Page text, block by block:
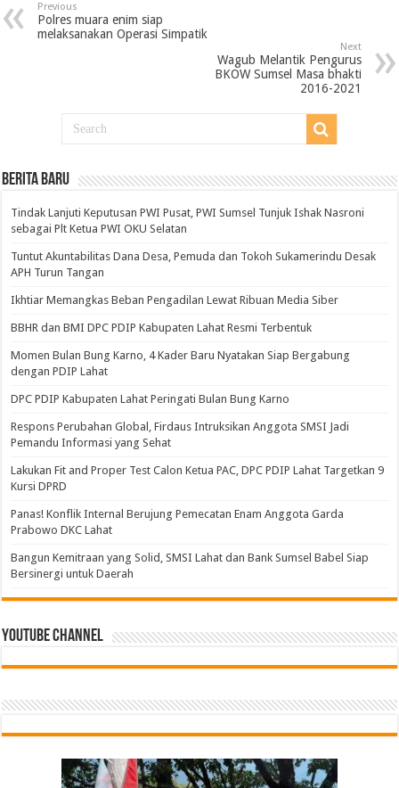
Previous
Polres muara enim siap
melaksanakan Operasi Simpatik
Next
Wagub Melantik Pengurus
BKOW Sumsel Masa bhakti
2016-2021
BERITA BARU
Tindak Lanjuti Keputusan PWI Pusat, PWI Sumsel Tunjuk Ishak Nasroni
sebagai Plt Ketua PWI OKU Selatan
Tuntut Akuntabilitas Dana Desa, Pemuda dan Tokoh Sukamerindu Desak
APH Turun Tangan
Ikhtiar Memangkas Beban Pengadilan Lewat Ribuan Media Siber
BBHR dan BMI DPC PDIP Kabupaten Lahat Resmi Terbentuk
Momen Bulan Bung Karno, 4 Kader Baru Nyatakan Siap Bergabung
dengan PDIP Lahat
DPC PDIP Kabupaten Lahat Peringati Bulan Bung Karno
Respons Perubahan Global, Firdaus Intruksikan Anggota SMSI Jadi
Pemandu Informasi yang Sehat
Lakukan Fit and Proper Test Calon Ketua PAC, DPC PDIP Lahat Targetkan 9
Kursi DPRD
Panas! Konflik Internal Berujung Pemecatan Enam Anggota Garda
Prabowo DKC Lahat
Bangun Kemitraan yang Solid, SMSI Lahat dan Bank Sumsel Babel Siap
Bersinergi untuk Daerah
Youtube Channel